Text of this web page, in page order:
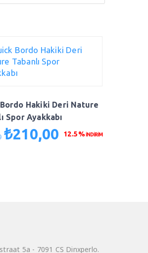
Hakiki Deri Nature
Spor Ayakkabı
Orijinal
₺210,00 Şu
12.5%İNDİRİM
5a - 7091 CS Dinxperlo.